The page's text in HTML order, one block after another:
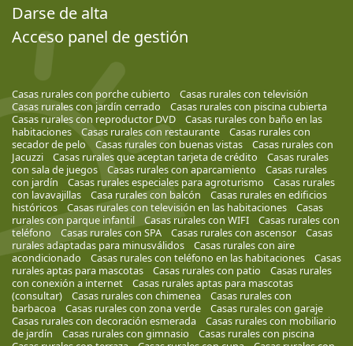
Darse de alta
Acceso panel de gestión
Casas rurales con porche cubierto
Casas rurales con televisión
Casas rurales con jardín cerrado
Casas rurales con piscina cubierta
Casas rurales con reproductor DVD
Casas rurales con baño en las
habitaciones
Casas rurales con restaurante
Casas rurales con
secador de pelo
Casas rurales con buenas vistas
Casas rurales con
Jacuzzi
Casas rurales que aceptan tarjeta de crédito
Casas rurales
con sala de juegos
Casas rurales con aparcamiento
Casas rurales
con jardín
Casas rurales especiales para agroturismo
Casas rurales
con lavavajillas
Casa rurales con balcón
Casas rurales en edificios
históricos
Casas rurales con televisión en las habitaciones
Casas
rurales con parque infantil
Casas rurales con WIFI
Casas rurales con
teléfono
Casas rurales con SPA Casas rurales con ascensor
Casas
rurales adaptadas para minusválidos
Casas rurales con aire
acondicionado
Casas rurales con teléfono en las habitaciones
Casas
rurales aptas para mascotas
Casas rurales con patio
Casas rurales
con conexión a internet
Casas rurales aptas para mascotas
(consultar)
Casas rurales con chimenea
Casas rurales con
barbacoa
Casas rurales con zona verde
Casas rurales con garaje
Casas rurales con decoración esmerada
Casas rurales con mobiliario
de jardín
Casas rurales con gimnasio
Casas rurales con piscina